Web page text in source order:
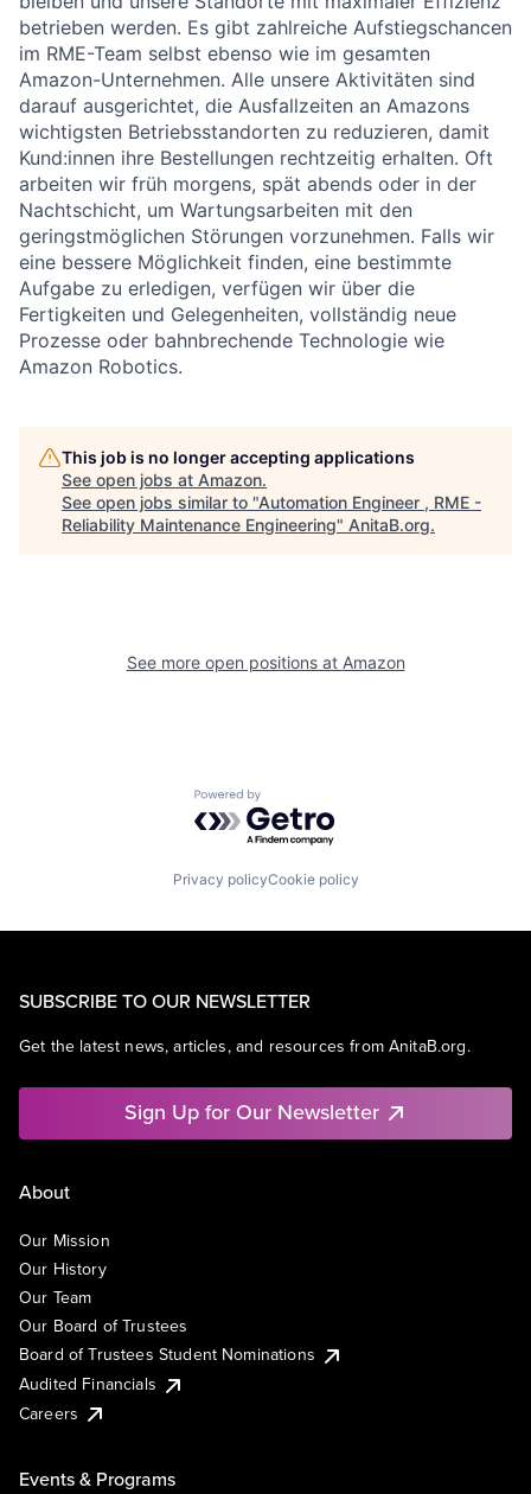
betrieben werden. Es gibt zahlreiche Aufstiegschancen
im RME-Team selbst ebenso wie im gesamten
Amazon-Unternehmen. Alle unsere Aktivitäten sind
darauf ausgerichtet, die Ausfallzeiten an Amazons
wichtigsten Betriebsstandorten zu reduzieren, damit
Kund:innen ihre Bestellungen rechtzeitig erhalten. Oft
arbeiten wir früh morgens, spät abends oder in der
Nachtschicht, um Wartungsarbeiten mit den
geringstmöglichen Störungen vorzunehmen. Falls wir
eine bessere Möglichkeit finden, eine bestimmte
Aufgabe zu erledigen, verfügen wir über die
Fertigkeiten und Gelegenheiten, vollständig neue
Prozesse oder bahnbrechende Technologie wie
Amazon Robotics.
This job is no longer accepting applications
See open jobs at Amazon.
See open jobs similar to "Automation Engineer , RME -
Reliability Maintenance Engineering" AnitaB.org.
See more open positions at Amazon
Powered by Getro.com
Privacy policyCookie policy
SUBSCRIBE TO OUR NEWSLETTER
Get the latest news, articles, and resources from AnitaB.org.
Sign Up for Our Newsletter
About
Our Mission
Our History
Our Team
Our Board of Trustees
Board of Trustees Student Nominations
Audited Financials
Careers
Events & Programs